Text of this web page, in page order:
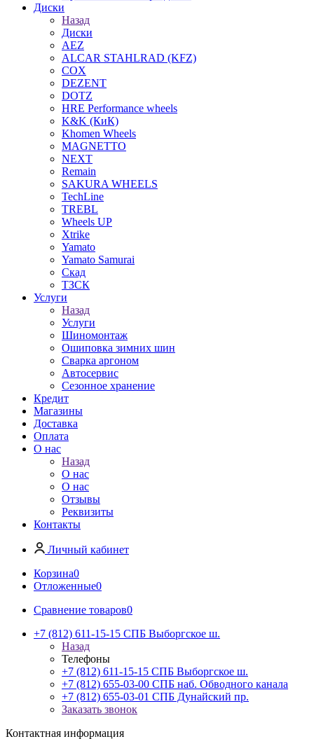
Диски
Назад
Диски
AEZ
ALCAR STAHLRAD (KFZ)
COX
DEZENT
DOTZ
HRE Performance wheels
K&K (КиК)
Khomen Wheels
MAGNETTO
NEXT
Remain
SAKURA WHEELS
TechLine
TREBL
Wheels UP
Xtrike
Yamato
Yamato Samurai
Скад
ТЗСК
Услуги
Назад
Услуги
Шиномонтаж
Ошиповка зимних шин
Сварка аргоном
Автосервис
Сезонное хранение
Кредит
Магазины
Доставка
Оплата
О нас
Назад
О нас
О нас
Отзывы
Реквизиты
Контакты
Личный кабинет
Корзина0
Отложенные0
Сравнение товаров0
+7 (812) 611-15-15 СПБ Выборгское ш.
Назад
Телефоны
+7 (812) 611-15-15 СПБ Выборгское ш.
+7 (812) 655-03-00 СПБ наб. Обводного канала
+7 (812) 655-03-01 СПБ Дунайский пр.
Заказать звонок
Контактная информация